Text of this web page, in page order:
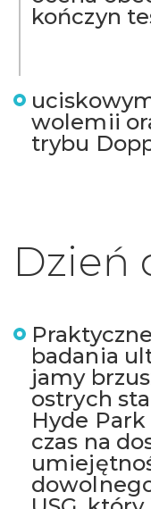
kończyn
wolemii
trybu
Dzień
badania
jamy
ostrych
Hyde
czas na